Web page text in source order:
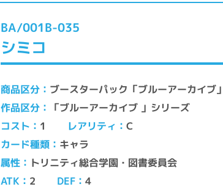
BA/001B-035
シミコ
商品区分 ブースターパック「ブルーアーカイブ」
作品区分 「ブルーアーカイブ 」シリーズ
コスト 1 レアリティ C
カード種類 キャラ
属性 トリニティ総合学園・図書委員会
ATK 2 DEF 4